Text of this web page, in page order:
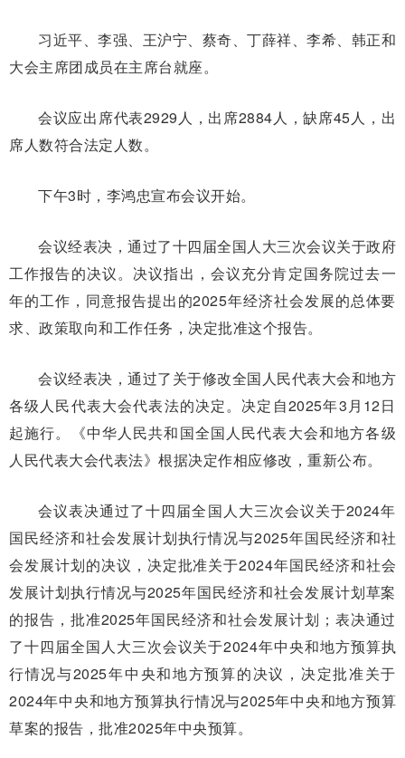
习近平、李强、王沪宁、蔡奇、丁薛祥、李希、韩正和
大会主席团成员在主席台就座。
会议应出席代表2929人，出席2884人，缺席45人，出
席人数符合法定人数。
下午3时，李鸿忠宣布会议开始。
会议经表决，通过了十四届全国人大三次会议关于政府
工作报告的决议。决议指出，会议充分肯定国务院过去一
年的工作，同意报告提出的2025年经济社会发展的总体要
求、政策取向和工作任务，决定批准这个报告。
会议经表决，通过了关于修改全国人民代表大会和地方
各级人民代表大会代表法的决定。决定自2025年3月12日
起施行。《中华人民共和国全国人民代表大会和地方各级
人民代表大会代表法》根据决定作相应修改，重新公布。
会议表决通过了十四届全国人大三次会议关于2024年
国民经济和社会发展计划执行情况与2025年国民经济和社
会发展计划的决议，决定批准关于2024年国民经济和社会
发展计划执行情况与2025年国民经济和社会发展计划草案
的报告，批准2025年国民经济和社会发展计划；表决通过
了十四届全国人大三次会议关于2024年中央和地方预算执
行情况与2025年中央和地方预算的决议，决定批准关于
2024年中央和地方预算执行情况与2025年中央和地方预算
草案的报告，批准2025年中央预算。